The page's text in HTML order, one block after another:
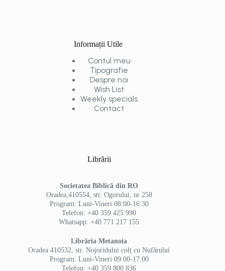
Informații Utile
Contul meu
Tipografie
Despre noi
Wish List
Weekly specials
Contact
Librării
Societatea Biblică din RO
Oradea,410554, str. Ogorului, nr 258
Program: Luni-Vineri 08:00-16:30
Telefon: +40 359 425 990
Whatsapp: +40 771 217 155
Librăria Metanoia
Oradea 410532, str. Nojoridului colț cu Nufărului
Program: Luni-Vineri 09:00-17:00
Telefon: +40 359 800 836